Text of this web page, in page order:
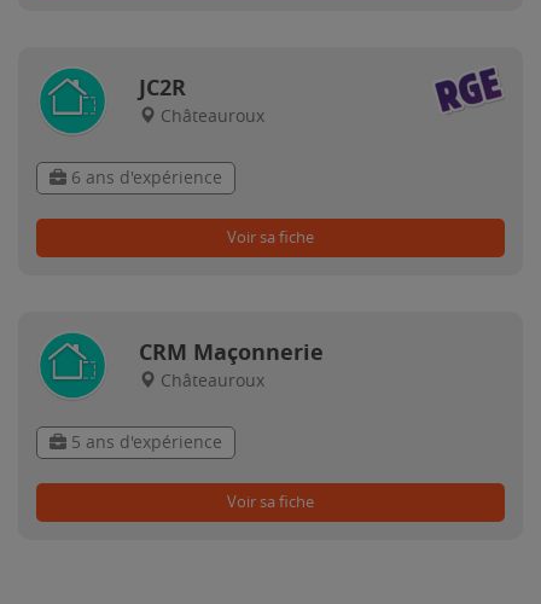
JC2R
Châteauroux
6 ans d'expérience
Voir sa fiche
CRM Maçonnerie
Châteauroux
5 ans d'expérience
Voir sa fiche